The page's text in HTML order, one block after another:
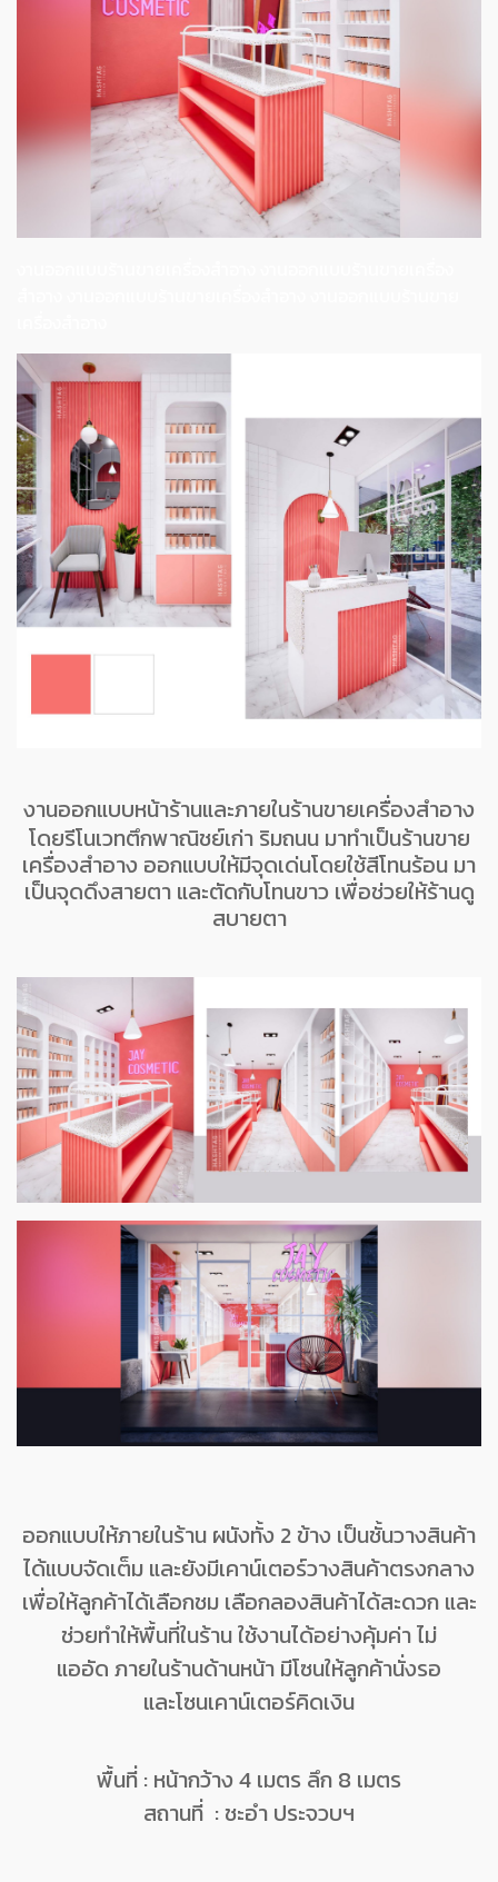
งานออกแบบหน้าร้านและภายในร้านขายเครื่องสำอาง
โดยรีโนเวทตึกพาณิชย์เก่า ริมถนน มาทำเป็นร้านขาย
เครื่องสำอาง ออกแบบให้มีจุดเด่นโดยใช้สีโทนร้อน มา
เป็นจุดดึงสายตา และตัดกับโทนขาว เพื่อช่วยให้ร้านดู
สบายตา
ออกแบบให้ภายในร้าน ผนังทั้ง 2 ข้าง เป็นชั้นวางสินค้า
ได้แบบจัดเต็ม และยังมีเคาน์เตอร์วางสินค้าตรงกลาง
เพื่อให้ลูกค้าได้เลือกชม เลือกลองสินค้าได้สะดวก และ
ช่วยทำให้พื้นที่ในร้าน ใช้งานได้อย่างคุ้มค่า ไม่
แออัด ภายในร้านด้านหน้า มีโซนให้ลูกค้านั่งรอ
และโซนเคาน์เตอร์คิดเงิน
พื้นที่ : หน้ากว้าง 4 เมตร ลึก 8 เมตร
สถานที่ : ชะอำ ประจวบฯ